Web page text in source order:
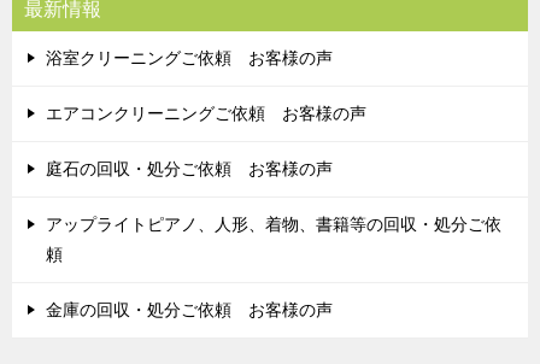
最新情報
浴室クリーニングご依頼 お客様の声
エアコンクリーニングご依頼 お客様の声
庭石の回収・処分ご依頼 お客様の声
アップライトピアノ、人形、着物、書籍等の回収・処分ご依
頼
金庫の回収・処分ご依頼 お客様の声